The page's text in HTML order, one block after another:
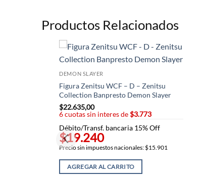
Productos Relacionados
DEMON SLAYER
Figura Zenitsu WCF – D – Zenitsu
Collection Banpresto Demon Slayer
$22.635,00
6 cuotas sin interes de$3.773
Débito/Transf. bancaria 15% Off
$19.240
Precio sin impuestos nacionales: $15.901
AGREGAR AL CARRITO